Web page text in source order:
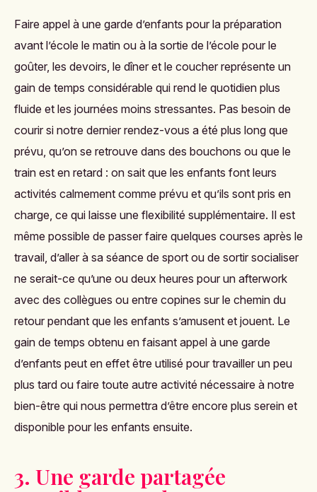
Faire appel à une garde d’enfants pour la préparation
avant l’école le matin ou à la sortie de l’école pour le
goûter, les devoirs, le dîner et le coucher représente un
gain de temps considérable qui rend le quotidien plus
fluide et les journées moins stressantes. Pas besoin de
courir si notre dernier rendez-vous a été plus long que
prévu, qu’on se retrouve dans des bouchons ou que le
train est en retard : on sait que les enfants font leurs
activités calmement comme prévu et qu’ils sont pris en
charge, ce qui laisse une flexibilité supplémentaire. Il est
même possible de passer faire quelques courses après le
travail, d’aller à sa séance de sport ou de sortir socialiser
ne serait-ce qu’une ou deux heures pour un afterwork
avec des collègues ou entre copines sur le chemin du
retour pendant que les enfants s’amusent et jouent. Le
gain de temps obtenu en faisant appel à une garde
d’enfants peut en effet être utilisé pour travailler un peu
plus tard ou faire toute autre activité nécessaire à notre
bien-être qui nous permettra d’être encore plus serein et
disponible pour les enfants ensuite.
3. Une garde partagée